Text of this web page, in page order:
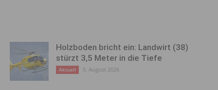
Holzboden bricht ein: Landwirt (38)
stürzt 3,5 Meter in die Tiefe
Aktuell 5. August 2026